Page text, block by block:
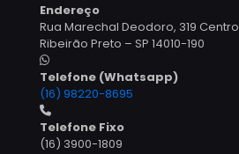
Endereço
Rua Marechal Deodoro, 319 Centro
Ribeirão Preto – SP 14010-190
Telefone (Whatsapp)
(16) 98220-8695
Telefone Fixo
(16) 3900-1809